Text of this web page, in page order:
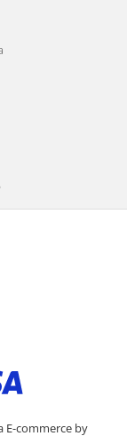
E-commerce by